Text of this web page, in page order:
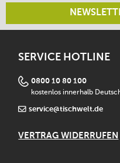
SERVICE HOTLINE
0800 10 80 100
kostenlos innerhalb
service@tischwelt.de
VERTRAG WIDERRUFEN